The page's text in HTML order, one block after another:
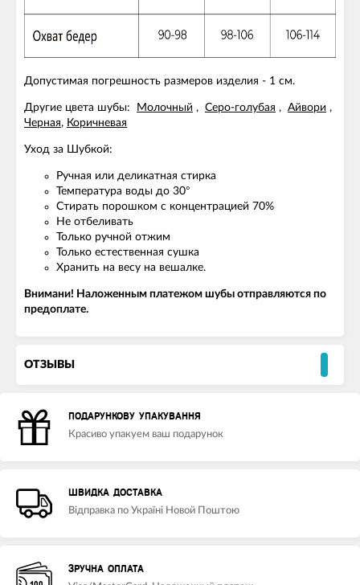
Допустимая погрешность размеров изделия - 1 см.
Другие цвета шубы: Молочный , Серо-голубая , Айвори ,
Черная, Коричневая
Уход за Шубкой:
Ручная или деликатная стирка
Температура воды до 30°
Стирать порошком с концентрацией 70%
Не отбеливать
Только ручной отжим
Только естественная сушка
Хранить на весу на вешалке.
Внимани! Наложенным платежом шубы отправляются по
предоплате.
ОТЗЫВЫ
ПОДАРУНКОВУ УПАКУВАННЯ
Красиво упакуем ваш подарунок
ШВИДКА ДОСТАВКА
Відправка по Україні Новой Поштою
ЗРУЧНА ОПЛАТА